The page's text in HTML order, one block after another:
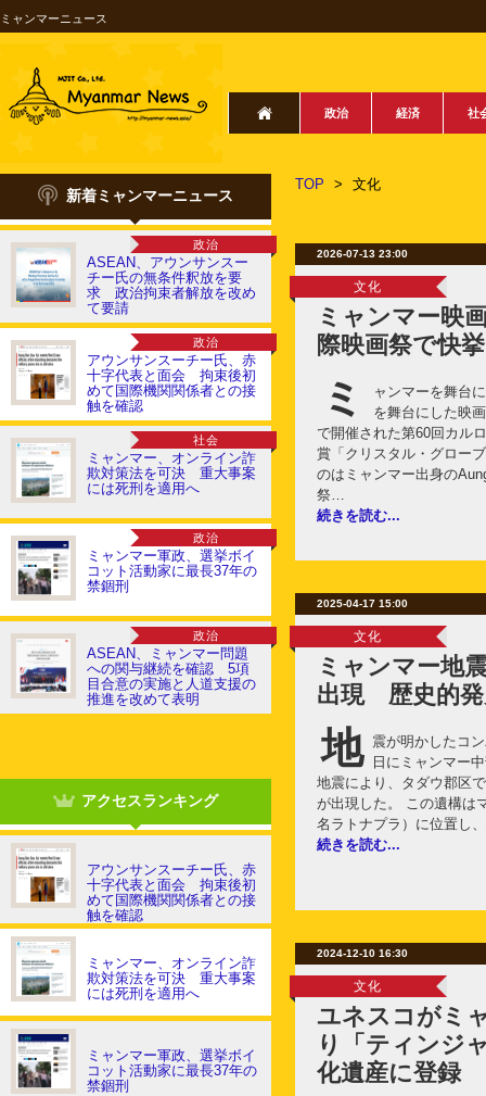
ミャンマーニュース
政治 経済 社
新着ミャンマーニュース
政治
ASEAN、アウンサンスー
チー氏の無条件釈放を要
求 政治拘束者解放を改め
て要請
政治
アウンサンスーチー氏、赤
十字代表と面会 拘束後初
めて国際機関関係者との接
触を確認
社会
ミャンマー、オンライン詐
欺対策法を可決 重大事案
には死刑を適用へ
政治
ミャンマー軍政、選挙ボイ
コット活動家に最長37年の
禁錮刑
政治
ASEAN、ミャンマー問題
への関与継続を確認 5項
目合意の実施と人道支援の
推進を改めて表明
アクセスランキング
アウンサンスーチー氏、赤
十字代表と面会 拘束後初
めて国際機関関係者との接
触を確認
ミャンマー、オンライン詐
欺対策法を可決 重大事案
には死刑を適用へ
ミャンマー軍政、選挙ボイ
コット活動家に最長37年の
禁錮刑
TOP > 文化
2026-07-13 23:00
文化
ミャンマー映
際映画祭で快挙
ミ
ャンマーを舞台
を舞台にした映
で開催された第60回カル
賞「クリスタル・グロー
のはミャンマー出身の
祭…
続きを読む...
2025-04-17 15:00
文化
ミャンマー地
出現 歴史的発
地
震が明かしたコ
日にミャンマー
地震により、タダウ郡区
が出現した。 この遺構は
名ラトナプラ）に位置し
続きを読む...
2024-12-10 16:30
文化
ユネスコがミ
り「ティンジ
化遺産に登録